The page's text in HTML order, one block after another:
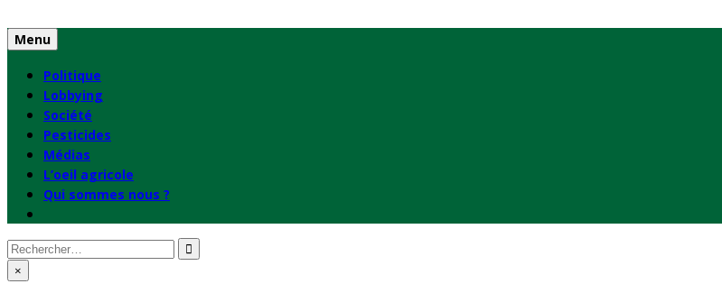
to
content
Menu
Politique
Lobbying
Société
Pesticides
Médias
L’oeil agricole
Qui sommes nous ?
Rechercher
: ×